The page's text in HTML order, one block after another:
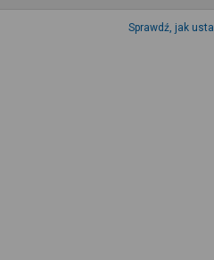
Sprawdź, jak